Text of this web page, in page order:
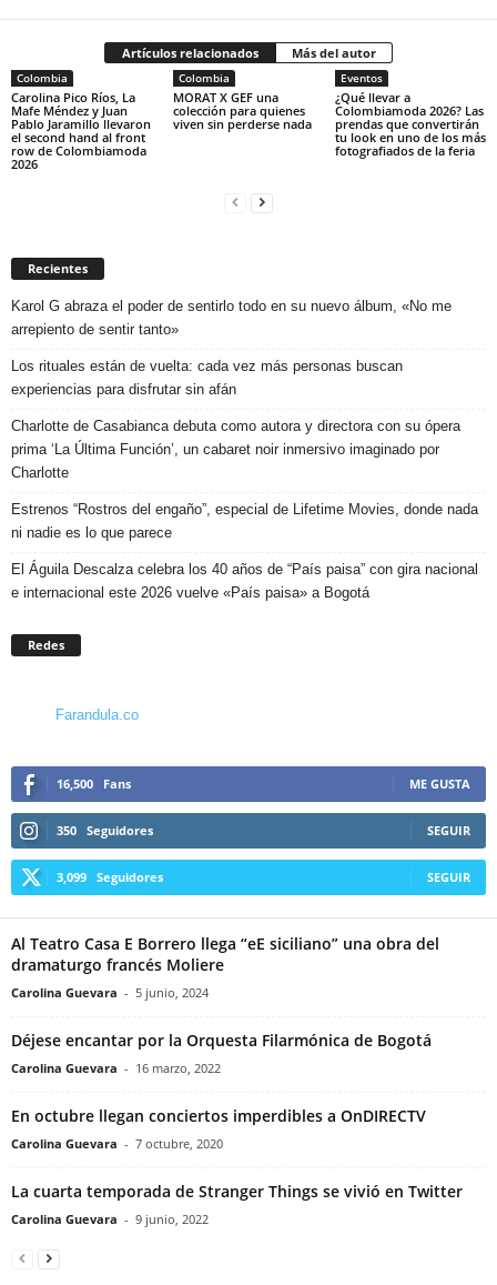
Artículos relacionados Más del autor
Colombia
Carolina Pico Ríos, La
Mafe Méndez y Juan
Pablo Jaramillo llevaron
el second hand al front
row de Colombiamoda
2026
Colombia
MORAT X GEF una
colección para quienes
viven sin perderse nada
Eventos
¿Qué llevar a
Colombiamoda 2026? Las
prendas que convertirán
tu look en uno de los más
fotografiados de la feria
Recientes
Karol G abraza el poder de sentirlo todo en su nuevo álbum, «No me
arrepiento de sentir tanto»
Los rituales están de vuelta: cada vez más personas buscan
experiencias para disfrutar sin afán
Charlotte de Casabianca debuta como autora y directora con su ópera
prima ‘La Última Función’, un cabaret noir inmersivo imaginado por
Charlotte
Estrenos “Rostros del engaño”, especial de Lifetime Movies, donde nada
ni nadie es lo que parece
El Águila Descalza celebra los 40 años de “País paisa” con gira nacional
e internacional este 2026 vuelve «País paisa» a Bogotá
Redes
Farandula.co
16,500 Fans ME GUSTA
350 Seguidores SEGUIR
3,099 Seguidores SEGUIR
Al Teatro Casa E Borrero llega “eE siciliano” una obra del
dramaturgo francés Moliere
Carolina Guevara - 5 junio, 2024
Déjese encantar por la Orquesta Filarmónica de Bogotá
Carolina Guevara - 16 marzo, 2022
En octubre llegan conciertos imperdibles a OnDIRECTV
Carolina Guevara - 7 octubre, 2020
La cuarta temporada de Stranger Things se vivió en Twitter
Carolina Guevara - 9 junio, 2022